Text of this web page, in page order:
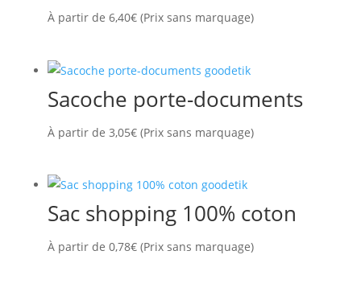
À partir de 6,40€(Prix sans marquage)
Sacoche porte-documents
À partir de 3,05€(Prix sans marquage)
Sac shopping 100% coton
À partir de 0,78€(Prix sans marquage)